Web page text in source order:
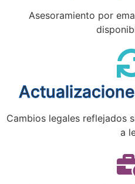
Asesoramiento por
Cambios legales reflejados
a